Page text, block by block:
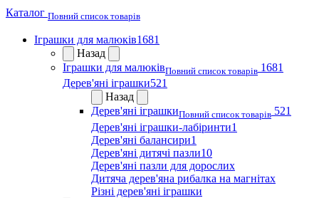
Каталог Повний список товарів
Іграшки для малюків1681
Назад
Іграшки для малюківПовний список товарів 1681
Дерев'яні іграшки521
Назад
Дерев'яні іграшкиПовний список товарів 521
Дерев'яні іграшки-лабіринти1
Дерев'яні балансири1
Дерев'яні дитячі пазли10
Дерев'яні пазли для дорослих
Дитяча дерев'яна рибалка на магнітах
Різні дерев'яні іграшки